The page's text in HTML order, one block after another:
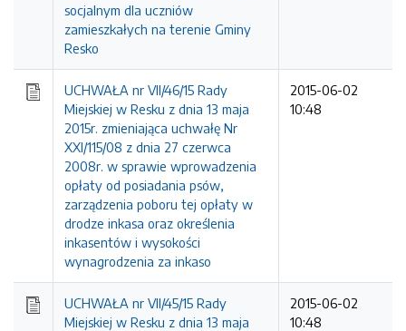
socjalnym dla uczniów
zamieszkałych na terenie Gminy
Resko
UCHWAŁA nr VII/46/15 Rady
Miejskiej w Resku z dnia 13 maja
2015r. zmieniająca uchwałę Nr
XXI/115/08 z dnia 27 czerwca
2008r. w sprawie wprowadzenia
opłaty od posiadania psów,
zarządzenia poboru tej opłaty w
drodze inkasa oraz określenia
inkasentów i wysokości
wynagrodzenia za inkaso
2015-06-02
10:48
UCHWAŁA nr VII/45/15 Rady
Miejskiej w Resku z dnia 13 maja
2015-06-02
10:48